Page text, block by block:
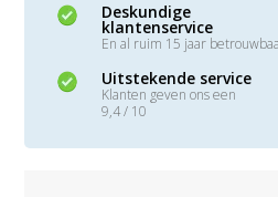
Deskundige
klantenservice
En al ruim 15 jaar
Uitstekende service
Klanten geven ons een
9,4 / 10